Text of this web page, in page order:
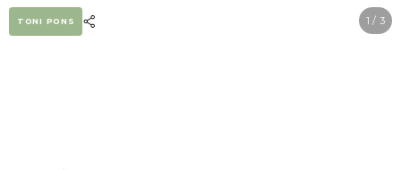
1 / 3
TONI PONS